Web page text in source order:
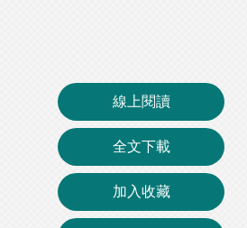
線上閱讀
全文下載
加入收藏